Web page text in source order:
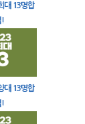
대 13명합
!
대 13명합
!